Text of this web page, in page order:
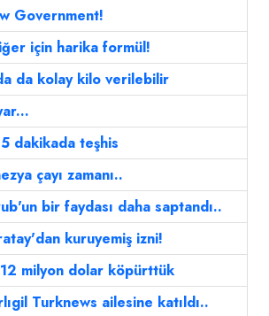
Government!
için harika formül!
da kolay kilo verilebilir
dakikada teşhis
çayı zamanı..
bir faydası daha saptandı..
kuruyemiş izni!
milyon dolar köpürttük
Turknews ailesine katıldı..